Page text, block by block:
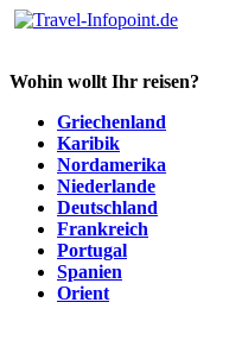
Wohin wollt Ihr reisen?
Griechenland
Karibik
Nordamerika
Niederlande
Deutschland
Frankreich
Portugal
Spanien
Orient